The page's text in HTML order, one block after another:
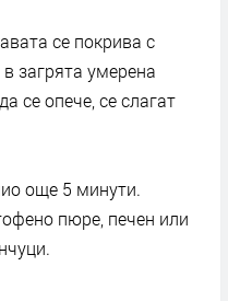
се покрива с
загрята умерена
се опече, се слагат
още 5 минути.
пюре, печен или